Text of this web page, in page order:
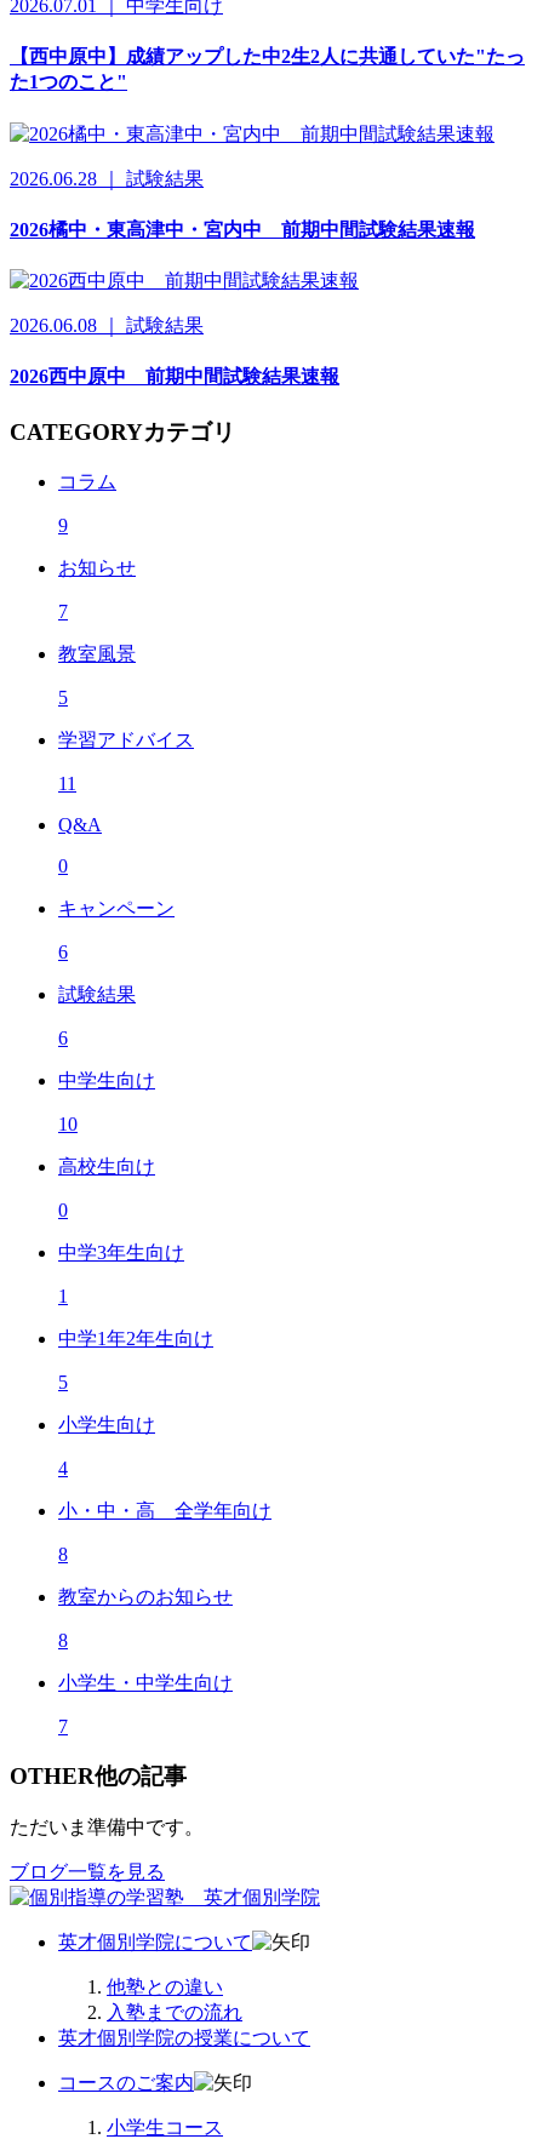
2026.07.01 ｜ 中学生向け
【西中原中】成績アップした中2生2人に共通していた"たっ
た1つのこと"
2026.06.28 ｜ 試験結果
2026橘中・東高津中・宮内中 前期中間試験結果速報
2026.06.08 ｜ 試験結果
2026西中原中 前期中間試験結果速報
CATEGORYカテゴリ
コラム
9
お知らせ
7
教室風景
5
学習アドバイス
11
Q&A
0
キャンペーン
6
試験結果
6
中学生向け
10
高校生向け
0
中学3年生向け
1
中学1年2年生向け
5
小学生向け
4
小・中・高 全学年向け
8
教室からのお知らせ
8
小学生・中学生向け
7
OTHER他の記事
ただいま準備中です。
ブログ一覧を見る
英才個別学院について
他塾との違い
入塾までの流れ
英才個別学院の授業について
コースのご案内
小学生コース